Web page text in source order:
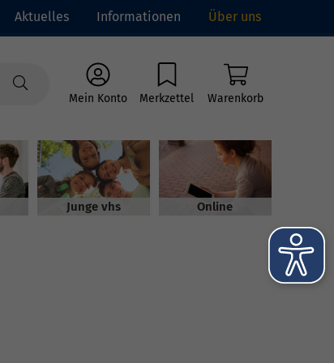
Aktuelles Informationen Über uns
Mein Konto Merkzettel Warenkorb
Junge vhs Online